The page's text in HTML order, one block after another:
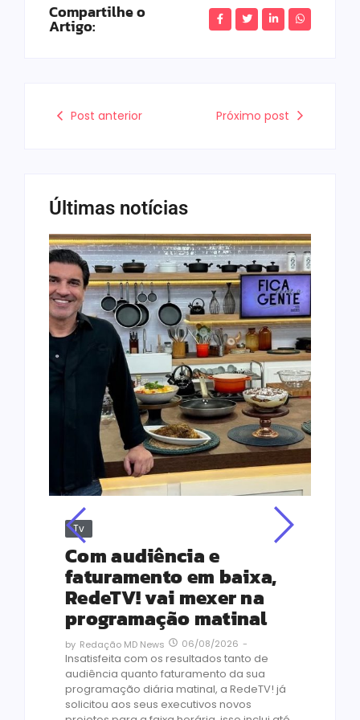
Compartilhe o
Artigo:
Post anterior Próximo post
Últimas notícias
Tv
Com audiência e
faturamento em baixa,
RedeTV! vai mexer na
programação matinal
by Redação MD News 06/08/2026 -
Insatisfeita com os resultados tanto de
audiência quanto faturamento da sua
programação diária matinal, a RedeTV! já
solicitou aos seus executivos novos